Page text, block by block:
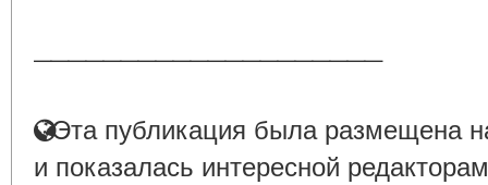
Эта публикация была размещена
и показалась интересной